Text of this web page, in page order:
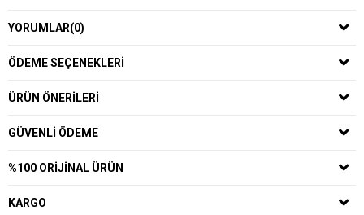
YORUMLAR(0)
ÖDEME SEÇENEKLERI
ÜRÜN ÖNERILERI
GÜVENLI ÖDEME
%100 ORIJINAL ÜRÜN
KARGO